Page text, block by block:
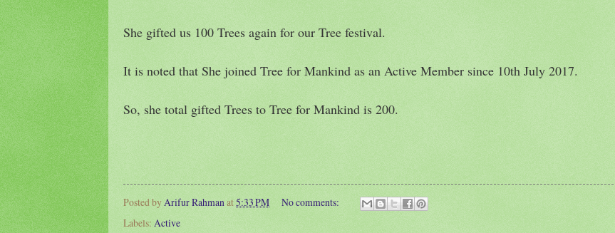
She gifted us 100 Trees again for our Tree festival.
It is noted that She joined Tree for Mankind as an Active Member since 10th July 2017.
So, she total gifted Trees to Tree for Mankind is 200.
Posted byArifur Rahmanat5:33 PM
No comments:
Labels: Active